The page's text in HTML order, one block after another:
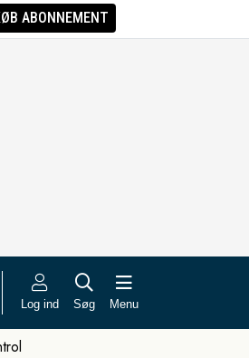
ABONNEMENT
Log ind Søg Menu